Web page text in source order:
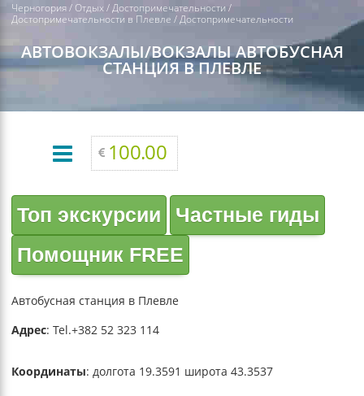
Черногория/ Отдых/Достопримечательности /
Достопримечательности в Плевле /Достопримечательности
АВТОВОКЗАЛЫ/ВОКЗАЛЫАВТОБУСНАЯ
СТАНЦИЯ В ПЛЕВЛЕ
100.00
Топ экскурсии
Частные гиды
Помощник FREE
Автобусная станция в Плевле
Адрес: Tel.+382 52 323 114
Координаты: долгота 19.3591 широта 43.3537